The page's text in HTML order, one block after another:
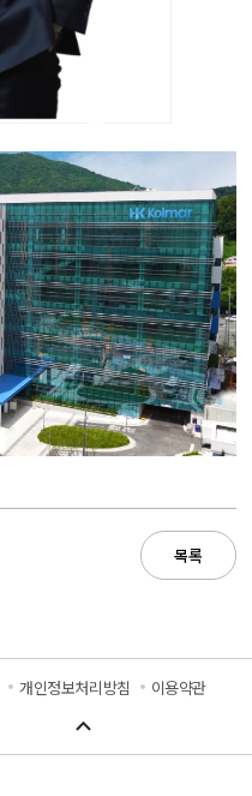
목록
개인정보처리방침 이용약관